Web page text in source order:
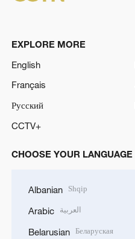
EXPLORE MORE
English
Français
Русский
CCTV+
CHOOSE YOUR LANGUAGE
Albanian Shqip
Arabic العربية
Belarusian Беларуская